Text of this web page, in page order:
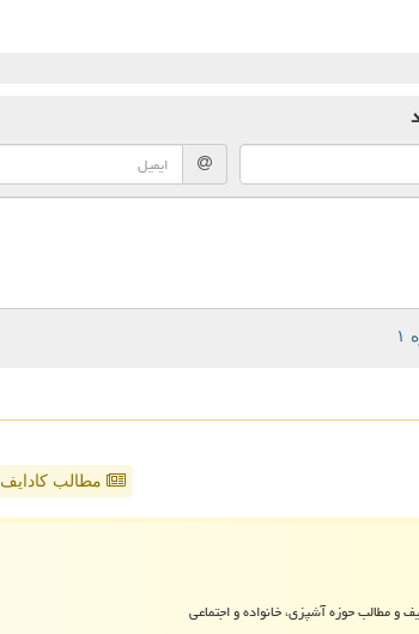
مطالب کادایف
و مطالب حوزه آشپزی، خانواده و اجتماعی